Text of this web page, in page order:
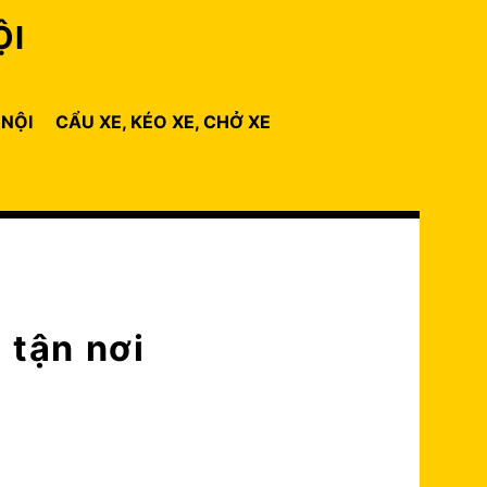
CẨU XE, KÉO XE, CHỞ XE
tận nơi